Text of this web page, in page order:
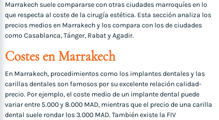
Marrakech suele compararse con otras ciudades marroquíes en lo
que respecta al coste de la cirugía estética. Esta sección analiza los
precios medios en Marrakech y los compara con los de ciudades
como Casablanca, Tánger, Rabat y Agadir.
Costes en Marrakech
En Marrakech, procedimientos como los implantes dentales y las
carillas dentales son famosos por su excelente relación calidad-
precio. Por ejemplo, el coste medio de un implante dental puede
variar entre 5.000 y 8.000 MAD, mientras que el precio de una carilla
dental suele rondar los 3.000 MAD. También existe la FIV